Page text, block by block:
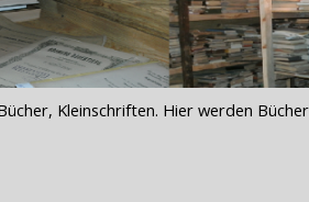
Kleinschriften. Hier werden